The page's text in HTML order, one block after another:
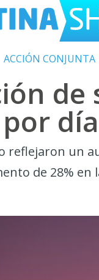
ACCIÓN CONJUNTA
de
reflejaron un
de 28% en